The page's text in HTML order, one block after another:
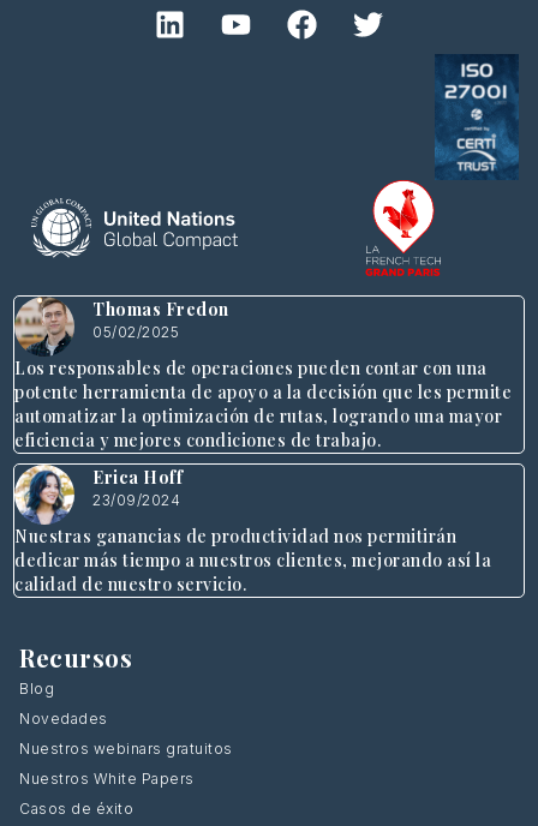
Thomas Fredon
05/02/2025
Los responsables de operaciones pueden contar con una
potente herramienta de apoyo a la decisión que les permite
automatizar la optimización de rutas, logrando una mayor
eficiencia y mejores condiciones de trabajo.
Erica Hoff
23/09/2024
Nuestras ganancias de productividad nos permitirán
dedicar más tiempo a nuestros clientes, mejorando así la
calidad de nuestro servicio.
Recursos
Blog
Novedades
Nuestros webinars gratuitos
Nuestros White Papers
Casos de éxito